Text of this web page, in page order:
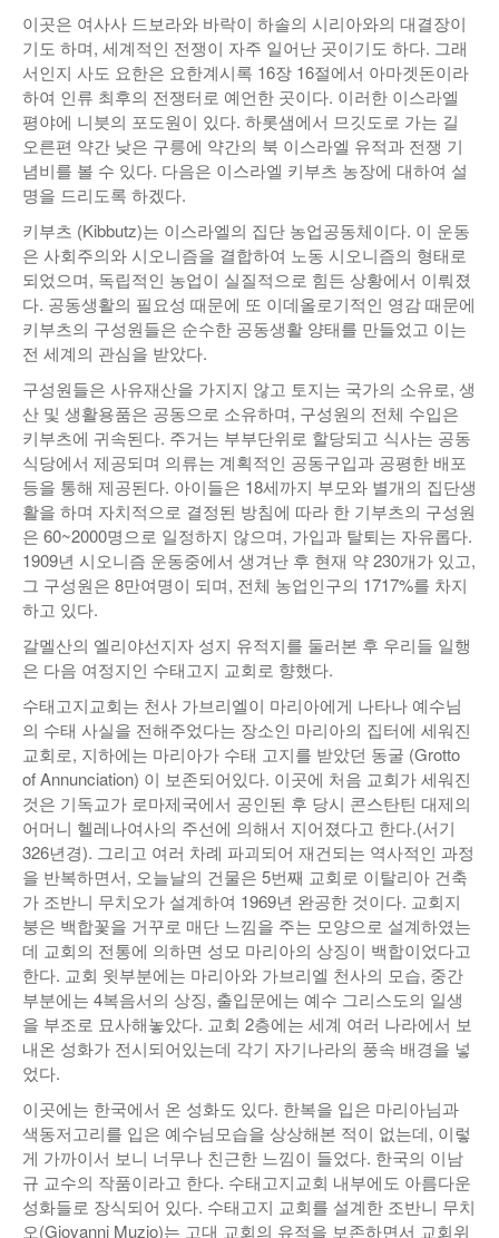
이곳은 여사사 드보라와 바락이 하솔의 시리아와의 대결장이
기도 하며, 세계적인 전쟁이 자주 일어난 곳이기도 하다. 그래
서인지 사도 요한은 요한계시록 16장 16절에서 아마겟돈이라
하여 인류 최후의 전쟁터로 예언한 곳이다. 이러한 이스라엘
평야에 니븟의 포도원이 있다. 하롯샘에서 므깃도로 가는 길
오른편 약간 낮은 구릉에 약간의 북 이스라엘 유적과 전쟁 기
념비를 볼 수 있다. 다음은 이스라엘 키부츠 농장에 대하여 설
명을 드리도록 하겠다.
키부츠 (Kibbutz)는 이스라엘의 집단 농업공동체이다. 이 운동
은 사회주의와 시오니즘을 결합하여 노동 시오니즘의 형태로
되었으며, 독립적인 농업이 실질적으로 힘든 상황에서 이뤄졌
다. 공동생활의 필요성 때문에 또 이데올로기적인 영감 때문에
키부츠의 구성원들은 순수한 공동생활 양태를 만들었고 이는
전 세계의 관심을 받았다.
구성원들은 사유재산을 가지지 않고 토지는 국가의 소유로, 생
산 및 생활용품은 공동으로 소유하며, 구성원의 전체 수입은
키부츠에 귀속된다. 주거는 부부단위로 할당되고 식사는 공동
식당에서 제공되며 의류는 계획적인 공동구입과 공평한 배포
등을 통해 제공된다. 아이들은 18세까지 부모와 별개의 집단생
활을 하며 자치적으로 결정된 방침에 따라 한 기부츠의 구성원
은 60~2000명으로 일정하지 않으며, 가입과 탈퇴는 자유롭다.
1909년 시오니즘 운동중에서 생겨난 후 현재 약 230개가 있고,
그 구성원은 8만여명이 되며, 전체 농업인구의 1717%를 차지
하고 있다.
갈멜산의 엘리야선지자 성지 유적지를 둘러본 후 우리들 일행
은 다음 여정지인 수태고지 교회로 향했다.
수태고지교회는 천사 가브리엘이 마리아에게 나타나 예수님
의 수태 사실을 전해주었다는 장소인 마리아의 집터에 세워진
교회로, 지하에는 마리아가 수태 고지를 받았던 동굴 (Grotto
of Annunciation) 이 보존되어있다. 이곳에 처음 교회가 세워진
것은 기독교가 로마제국에서 공인된 후 당시 콘스탄틴 대제의
어머니 헬레나여사의 주선에 의해서 지어졌다고 한다.(서기
326년경). 그리고 여러 차례 파괴되어 재건되는 역사적인 과정
을 반복하면서, 오늘날의 건물은 5번째 교회로 이탈리아 건축
가 조반니 무치오가 설계하여 1969년 완공한 것이다. 교회지
붕은 백합꽃을 거꾸로 매단 느낌을 주는 모양으로 설계하였는
데 교회의 전통에 의하면 성모 마리아의 상징이 백합이었다고
한다. 교회 윗부분에는 마리아와 가브리엘 천사의 모습, 중간
부분에는 4복음서의 상징, 출입문에는 예수 그리스도의 일생
을 부조로 묘사해놓았다. 교회 2층에는 세계 여러 나라에서 보
내온 성화가 전시되어있는데 각기 자기나라의 풍속 배경을 넣
었다.
이곳에는 한국에서 온 성화도 있다. 한복을 입은 마리아님과
색동저고리를 입은 예수님모습을 상상해본 적이 없는데, 이렇
게 가까이서 보니 너무나 친근한 느낌이 들었다. 한국의 이남
규 교수의 작품이라고 한다. 수태고지교회 내부에도 아름다운
성화들로 장식되어 있다. 수태고지 교회를 설계한 조반니 무치
오(Giovanni Muzio)는 고대 교회의 유적을 보존하면서 교회위